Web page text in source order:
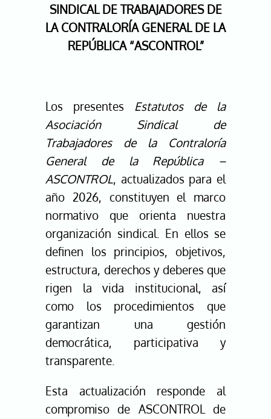
SINDICAL DE TRABAJADORES DE
LA CONTRALORÍA GENERAL DE LA
REPÚBLICA “ASCONTROL”
Los presentes Estatutos de la
Asociación Sindical de
Trabajadores de la Contraloría
General de la República –
ASCONTROL, actualizados para el
año 2026, constituyen el marco
normativo que orienta nuestra
organización sindical. En ellos se
definen los principios, objetivos,
estructura, derechos y deberes que
rigen la vida institucional, así
como los procedimientos que
garantizan una gestión
democrática, participativa y
transparente.
Esta actualización responde al
compromiso de ASCONTROL de